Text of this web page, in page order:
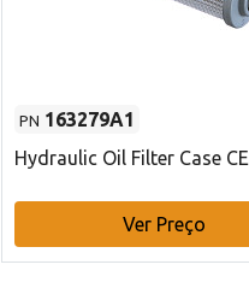
PN 163279A1
Hydraulic Oil Filter Case CE
Ver Preço